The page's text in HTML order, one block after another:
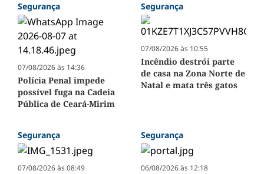
Segurança
07/08/2026 às 14:36
Polícia Penal impede
possível fuga na Cadeia
Pública de Ceará-Mirim
Segurança
07/08/2026 às 10:55
Incêndio destrói parte
de casa na Zona Norte de
Natal e mata três gatos
Segurança
07/08/2026 às 08:49
Segurança
06/08/2026 às 12:18